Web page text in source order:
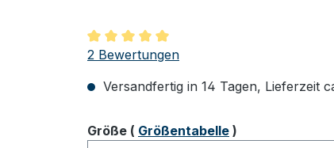
Durchschnittliche Bewertung von 5 von
2 Bewertungen
Versandfertig in 14 Tagen, Lieferzeit
Größeauswählen
( Größentabelle )